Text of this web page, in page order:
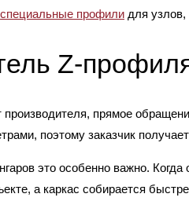
специальные профили для
Z-
производителя, прямое
поэтому заказчик
это особенно важно.
а каркас собирается